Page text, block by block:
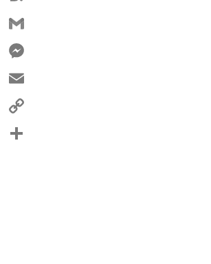
Hatena
Gmail
Messenger
Email
Copy